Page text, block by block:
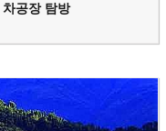
공장 탐방